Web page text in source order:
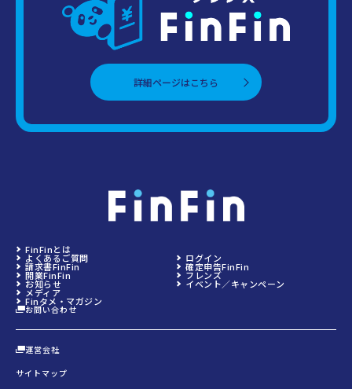
詳細ページはこちら
FinFinとは
よくあるご質問 ログイン
請求書FinFin 確定申告FinFin
開業FinFin フレンズ
お知らせ イベント／キャンペーン
メディア
Finタメ・マガジン
お問い合わせ
運営会社
サイトマップ